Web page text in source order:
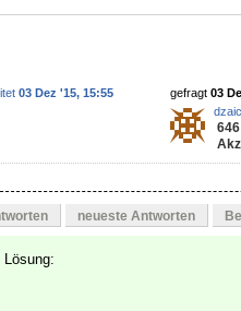
gefragt 03
dzaic
646
03 Dez '15, 15:55
neueste Antworten